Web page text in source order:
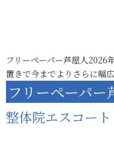
フリーペーパー芦屋人2026
置きで今までよりさらに幅
フリーペーパ
整体院エスコー